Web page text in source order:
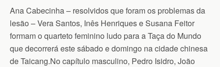
Ana Cabecinha – resolvidos que foram os problemas da
lesão – Vera Santos, Inês Henriques e Susana Feitor
formam o quarteto feminino ludo para a Taça do Mundo
que decorrerá este sábado e domingo na cidade chinesa
de Taicang.No capítulo masculino, Pedro Isidro, João